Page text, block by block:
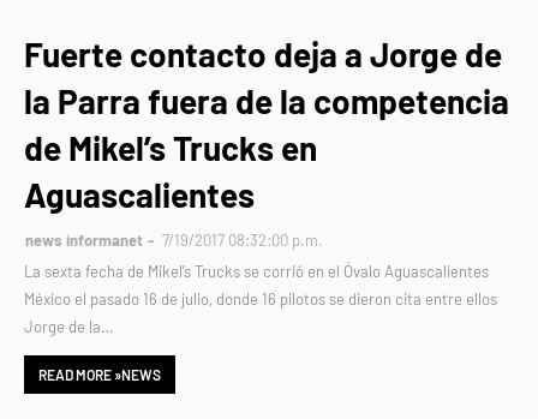
Fuerte contacto deja a Jorge de
la Parra fuera de la competencia
de Mikel’s Trucks en
Aguascalientes
news informanet
7/19/2017 08:32:00 p.m.
La sexta fecha de Mikel’s Trucks se corrió en el Óvalo Aguascalientes
México el pasado 16 de julio, donde 16 pilotos se dieron cita entre ellos
Jorge de la…
READ MORE »NEWS